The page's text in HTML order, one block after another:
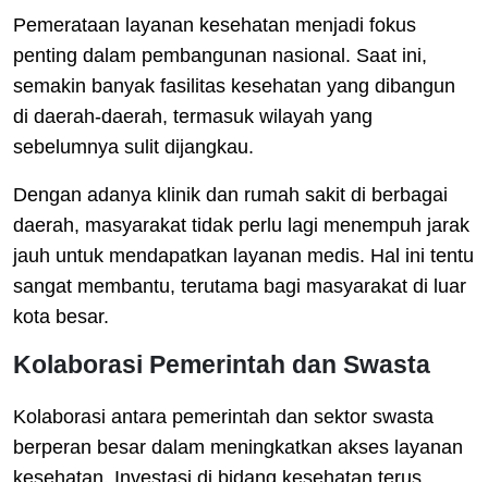
Pemerataan layanan kesehatan menjadi fokus
penting dalam pembangunan nasional. Saat ini,
semakin banyak fasilitas kesehatan yang dibangun
di daerah-daerah, termasuk wilayah yang
sebelumnya sulit dijangkau.
Dengan adanya klinik dan rumah sakit di berbagai
daerah, masyarakat tidak perlu lagi menempuh jarak
jauh untuk mendapatkan layanan medis. Hal ini tentu
sangat membantu, terutama bagi masyarakat di luar
kota besar.
Kolaborasi Pemerintah dan Swasta
Kolaborasi antara pemerintah dan sektor swasta
berperan besar dalam meningkatkan akses layanan
kesehatan. Investasi di bidang kesehatan terus